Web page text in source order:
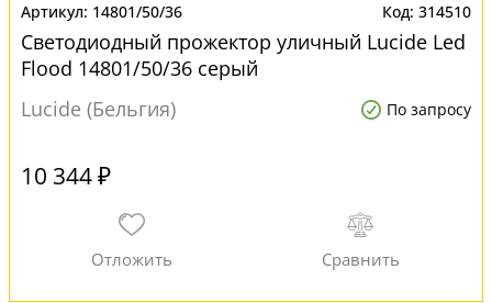
14801/50/36 314510
Светодиодный прожектор уличный Lucide Led
Flood 14801/50/36 серый
Lucide (Бельгия)
По запросу
10 344 ₽